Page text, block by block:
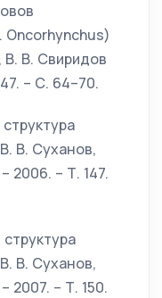
Oncorhynchus)
В. Свиридов
– С. 64–70.
В. Суханов,
2006. – Т. 147.
В. Суханов,
2007. – Т. 150.